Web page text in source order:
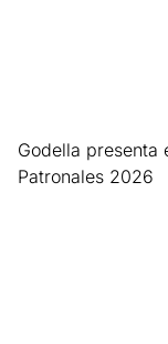
Godella presenta
Patronales 2026